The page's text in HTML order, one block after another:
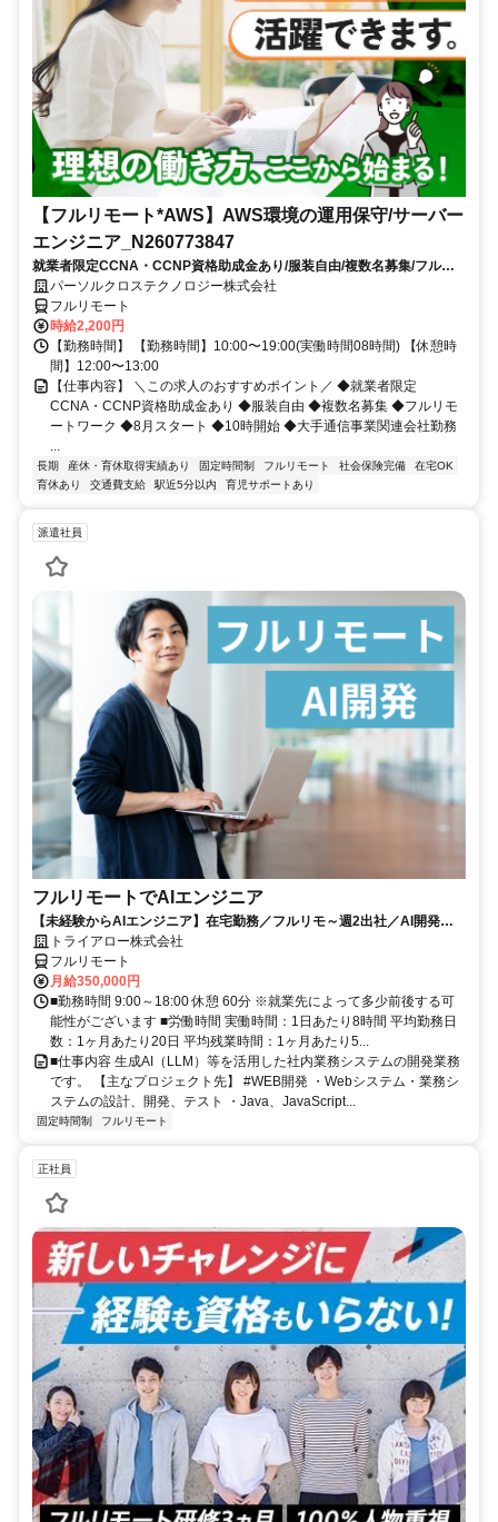
【フルリモート*AWS】AWS環境の運用保守/サーバー
エンジニア_N260773847
就業者限定CCNA・CCNP資格助成金あり/服装自由/複数名募集/フルリ
モートワーク/8月スタート/10時開始/大手通信事業関連会社勤務
パーソルクロステクノロジー株式会社
フルリモート
時給2,200円
【勤務時間】 【勤務時間】10:00〜19:00(実働時間08時間) 【休憩時
間】12:00〜13:00
【仕事内容】 ＼この求人のおすすめポイント／ ◆就業者限定
CCNA・CCNP資格助成金あり ◆服装自由 ◆複数名募集 ◆フルリモ
ートワーク ◆8月スタート ◆10時開始 ◆大手通信事業関連会社勤務
長期 産休・育休取得実績あり 固定時間制 フルリモート 社会保険完備
在宅OK
育休あり
交通費支給 駅近5分以内 育児サポートあり
派遣社員
フルリモートでAIエンジニア
【未経験からAIエンジニア】在宅勤務／フルリモ～週2出社／AI開発を
仕事にする
トライアロー株式会社
フルリモート
月給350,000円
■勤務時間 9:00～18:00 休憩 60分 ※就業先によって多少前後する可
能性がございます ■労働時間 実働時間：1日あたり8時間 平均勤務日
数：1ヶ月あたり20日 平均残業時間：1ヶ月あたり5...
■仕事内容 生成AI（LLM）等を活用した社内業務システムの開発業務
です。 【主なプロジェクト先】 #WEB開発 ・Webシステム・業務シ
ステムの設計、開発、テスト ・Java、JavaScript...
固定時間制 フルリモート
正社員